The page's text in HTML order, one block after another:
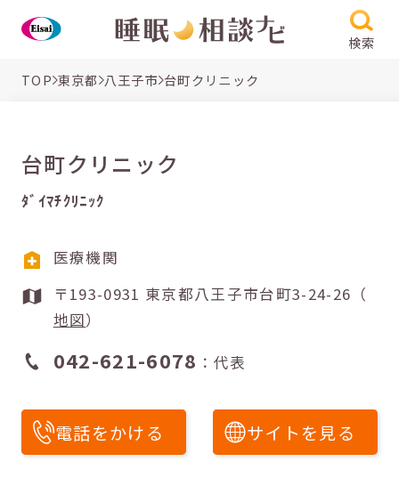
検索
TOP 東京都 八王子市 台町クリニック
台町クリニック
ﾀﾞｲﾏﾁｸﾘﾆｯｸ
医療機関
〒193-0931 東京都八王子市台町3-24-26（
地図）
042-621-6078 ：代表
電話をかける サイトを見る